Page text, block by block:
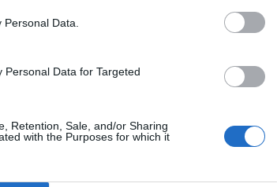
Data.
Data for Targeted
Retention, Sale, and/or Sharing
with the Purposes for which it